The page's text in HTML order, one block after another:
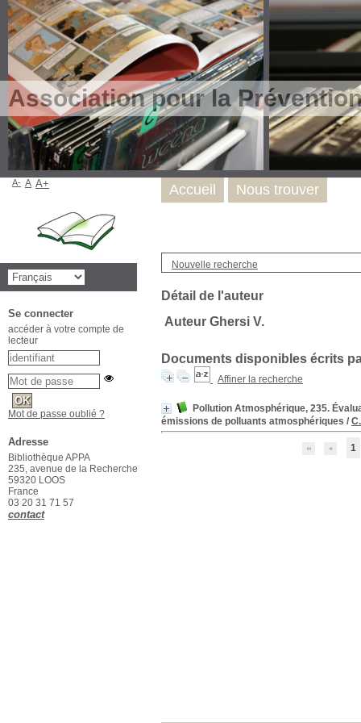
Association pour la
Nouvelle recherche
Détail de l'auteur
Auteur Ghersi V.
Documents disponibles écrits
Affiner la recherche
Pollution Atmosphérique, 235.
émissions de polluants atmosphériques /
1
Accueil Nous trouver
A- A A+
Se connecter
accéder à votre compte de
lecteur
Mot de passe oublié ?
Adresse
Bibliothèque APPA
235, avenue de la Recherche
59320 LOOS
France
03 20 31 71 57
contact